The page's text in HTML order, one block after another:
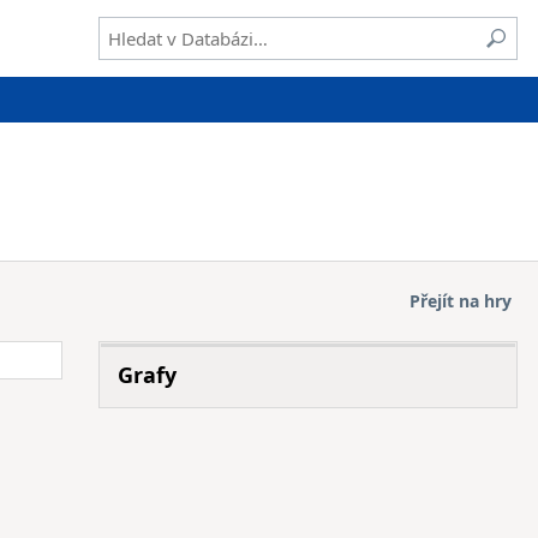
Přejít na hry
Grafy